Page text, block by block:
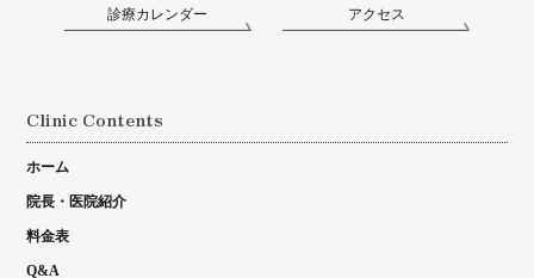
診療カレンダー アクセス
Clinic Contents
ホーム
院長・医院紹介
料金表
Q&A